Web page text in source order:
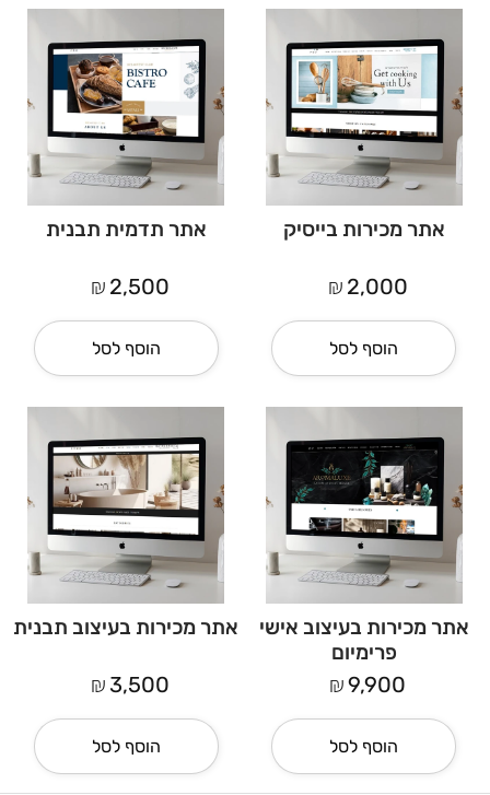
אתר מכירות בייסיק
₪ 2,000
הוסף לסל
אתר תדמית תבנית
₪ 2,500
הוסף לסל
אתר מכירות בעיצוב אישי
פרימיום
₪9,900
הוסף לסל
אתר מכירות בעיצוב תבנית
₪ 3,500
הוסף לסל